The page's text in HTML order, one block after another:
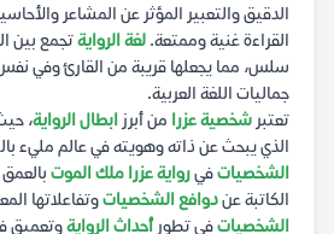
الدقيق والتعبير المؤثر عن المشاعر
القراءة غنية وممتعة. لغة الروايةتجمع بين
سلس، مما يجعلها قريبة من القارئ وفي
جماليات اللغة العربية.
تعتبر شخصية عزرا من أبرز ابطال الرواية،
الذي يبحث عن ذاته وهويته في عالم مليء
الشخصياتفيرواية عزرا ملك الموت
الكاتبة عندوافع الشخصياتوتفاعلاتها
الشخصياتفي تطورأحداث الروايةوتعميق